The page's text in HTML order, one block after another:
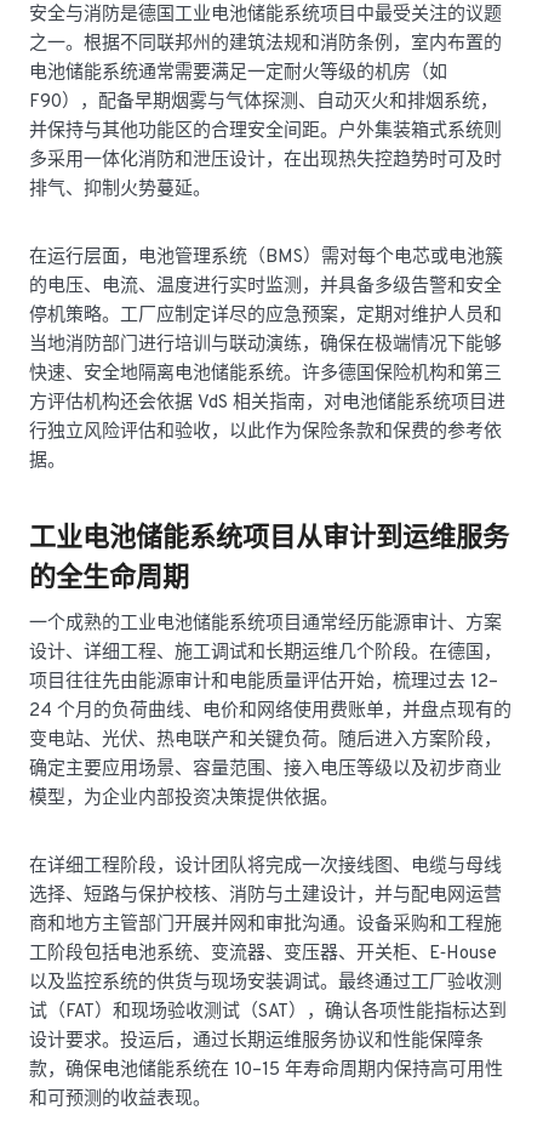
安全与消防是德国工业电池储能系统项目中最受关注的议题
之一。根据不同联邦州的建筑法规和消防条例，室内布置的
电池储能系统通常需要满足一定耐火等级的机房（如
F90），配备早期烟雾与气体探测、自动灭火和排烟系统，
并保持与其他功能区的合理安全间距。户外集装箱式系统则
多采用一体化消防和泄压设计，在出现热失控趋势时可及时
排气、抑制火势蔓延。
在运行层面，电池管理系统（BMS）需对每个电芯或电池簇
的电压、电流、温度进行实时监测，并具备多级告警和安全
停机策略。工厂应制定详尽的应急预案，定期对维护人员和
当地消防部门进行培训与联动演练，确保在极端情况下能够
快速、安全地隔离电池储能系统。许多德国保险机构和第三
方评估机构还会依据 VdS 相关指南，对电池储能系统项目进
行独立风险评估和验收，以此作为保险条款和保费的参考依
据。
工业电池储能系统项目从审计到运维服务
的全生命周期
一个成熟的工业电池储能系统项目通常经历能源审计、方案
设计、详细工程、施工调试和长期运维几个阶段。在德国，
项目往往先由能源审计和电能质量评估开始，梳理过去 12–
24 个月的负荷曲线、电价和网络使用费账单，并盘点现有的
变电站、光伏、热电联产和关键负荷。随后进入方案阶段，
确定主要应用场景、容量范围、接入电压等级以及初步商业
模型，为企业内部投资决策提供依据。
在详细工程阶段，设计团队将完成一次接线图、电缆与母线
选择、短路与保护校核、消防与土建设计，并与配电网运营
商和地方主管部门开展并网和审批沟通。设备采购和工程施
工阶段包括电池系统、变流器、变压器、开关柜、E‑House
以及监控系统的供货与现场安装调试。最终通过工厂验收测
试（FAT）和现场验收测试（SAT），确认各项性能指标达到
设计要求。投运后，通过长期运维服务协议和性能保障条
款，确保电池储能系统在 10–15 年寿命周期内保持高可用性
和可预测的收益表现。